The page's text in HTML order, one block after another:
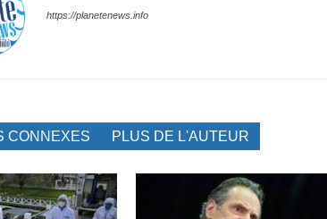
https://planetenews.info
CONNEXES PLUS DE L'AUTEUR